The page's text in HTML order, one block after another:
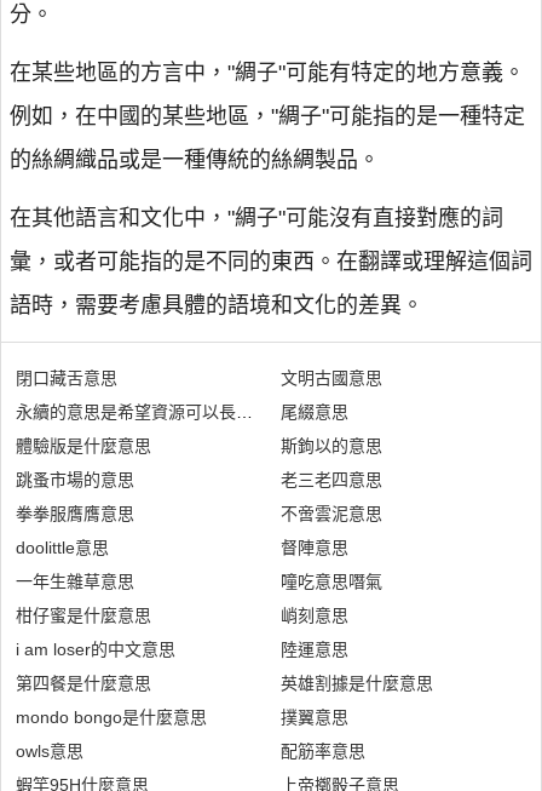
分。
在某些地區的方言中，"綢子"可能有特定的地方意義。
例如，在中國的某些地區，"綢子"可能指的是一種特定
的絲綢織品或是一種傳統的絲綢製品。
在其他語言和文化中，"綢子"可能沒有直接對應的詞
彙，或者可能指的是不同的東西。在翻譯或理解這個詞
語時，需要考慮具體的語境和文化的差異。
閉口藏舌意思
永續的意思是希望資源可以長久的保留下去
體驗版是什麼意思
跳蚤市場的意思
拳拳服膺膺意思
doolittle意思
一年生雜草意思
柑仔蜜是什麼意思
i am loser的中文意思
第四餐是什麼意思
mondo bongo是什麼意思
owls意思
蝦竿95H什麼意思
文明古國意思
尾綴意思
斯鉤以的意思
老三老四意思
不啻雲泥意思
督陣意思
噇吃意思噆氣
峭刻意思
陸運意思
英雄割據是什麼意思
撲翼意思
配筋率意思
上帝擲骰子意思